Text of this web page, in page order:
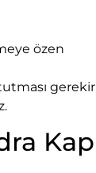
özen